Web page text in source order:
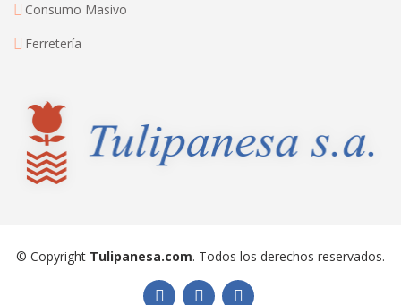
Consumo Masivo
Ferretería
© Copyright Tulipanesa.com. Todos los derechos reservados.